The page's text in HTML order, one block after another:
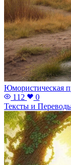
Юмористическая
112
0
Тексты и